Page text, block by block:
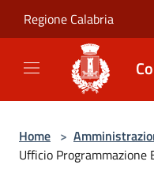
Regione Calabria
Home >
Ufficio Programmazione